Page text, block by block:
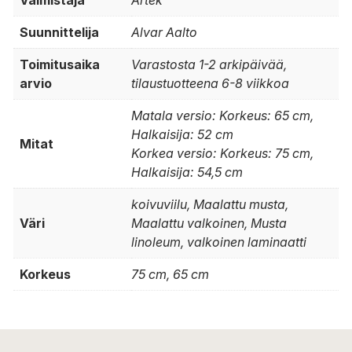
Suunnittelija Alvar Aalto
Toimitusaika
arvio
Varastosta 1-2 arkipäivää,
tilaustuotteena 6-8 viikkoa
Mitat
Matala versio: Korkeus: 65 cm,
Halkaisija: 52 cm
Korkea versio: Korkeus: 75 cm,
Halkaisija: 54,5 cm
Väri
koivuviilu, Maalattu musta,
Maalattu valkoinen, Musta
linoleum, valkoinen laminaatti
Korkeus 75 cm, 65 cm